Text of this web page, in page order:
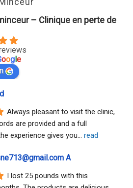
– Clinique en perte de
oogle
Always pleasant to visit the clinic,
are provided and a full
experience gives you... read
A
I lost 25 pounds with this